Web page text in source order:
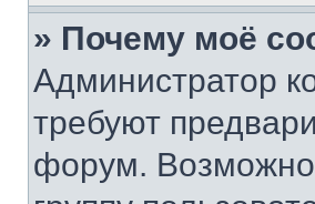
» Почему моё
Администратор
требуют
форум. Возможно